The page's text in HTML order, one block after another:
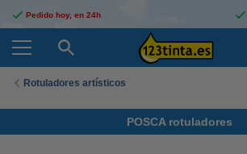
Pedido hoy, en 24h
Rotuladores artísticos
POSCA rotuladores